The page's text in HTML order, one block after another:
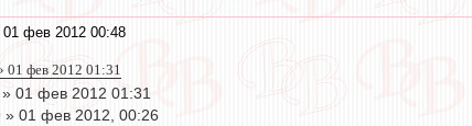
01 фев 2012 00:48
01 фев 2012 01:31
01 фев 2012 01:31
» 01 фев 2012, 00:26